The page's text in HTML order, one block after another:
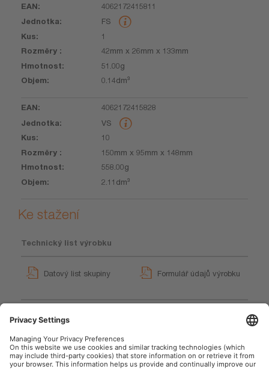
EAN Kus Rozměry
4062172415811
FS
1
42mm x 26mm x 133mm
51.00g
0.14dm³
4062172415828
VS
10
150mm x 95mm x 148mm
558.00g
2.11dm³
Ke stažení
Technický list výrobku
Datový list skupiny Formulář údajů výrobku
GPRS_Pokyny k
bezpečnostním symbolům
User instruction